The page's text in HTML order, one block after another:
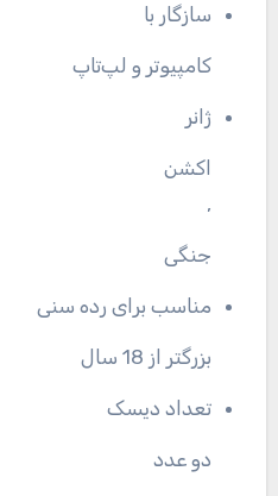
سازگار با
کامپیوتر و لپ‌تاپ
ژانر
اکشن
,
جنگی
مناسب برای رده سنی
بزرگتر از 18 سال
تعداد دیسک
دو عدد